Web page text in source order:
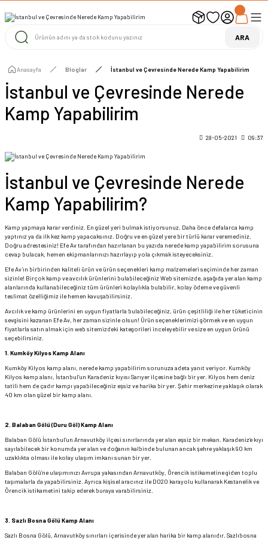
UYARI ! KARGOLAR 13 TEMMUZ 2026 YAPILACAK
1000 TL ve Üzeri Ücretsiz Kargo 1000 TL ve Üzeri Ücretsiz Kargo ARA
Anasayfa Bloglar İstanbul ve Çevresinde Nerede Kamp Yapabilirim
İstanbul ve Çevresinde Nerede
Kamp Yapabilirim
28-05-2021 09:37
İstanbul ve Çevresinde Nerede
Kamp Yapabilirim?
Kamp yapmaya karar verdiniz. En güzel yeri bulmak istiyorsunuz. Daha önce defalarca kamp
yaptınız ya da ilk kez kamp yapacaksınız. Doğru ve en güzel yere bir türlü karar veremediniz.
Doğru adrestesiniz! Efe Av tarafından hazırlanan bu yazıda nerede kamp yapabilirim sorusuna
cevap bulacak, hemen ekipmanlarınızı hazırlayıp yola çıkmak isteyeceksiniz.
Efe Av’ın birbirinden kaliteli ürün ve ürün seçenekleri kamp malzemeleri seçiminde her zaman
sizinle! Birçok kamp ve avcılık ürünlerini bulabileceğiniz Web sitemizde, aşağıda yer alan kamp
alanlarında kullanabileceğiniz tüm ürünleri kolaylıkla bulabilir, kolay ödeme ve güvenli
teslimat özelliğimiz ile hemen kavuşabilirsiniz.
Avcılık ve kamp ürünlerini en uygun fiyatlarla bulabileceğiniz, ürün çeşitliliği ile her tüketicinin
sevgisini kazanan Efe Av, her zaman sizinle olsun! Ürün seçeneklerimizi görmek ve en uygun
fiyatlarla satın almak için web sitemizdeki kategorileri inceleyebilir ve size en uygun ürünü
seçebilirsiniz.
1. Kumköy Kilyos Kamp Alanı
Kumköy Kilyos kamp alanı, nerede kamp yapabilirim sorunuza adeta yanıt veriyor. Kumköy
Kilyos kamp alanı, İstanbul’un Karadeniz kıyısı Sarıyer ilçesine bağlı bir yer. Kilyos hem deniz
tatili hem de çadır kampı yapabileceğiniz eşsiz ve harika bir yer. Şehir merkezine yaklaşık olarak
40 km olan güzel bir kamp alanı.
2. Balaban Gölü (Duru Göl) Kamp Alanı
Balaban Gölü İstanbul’un Arnavutköy ilçesi sınırlarında yer alan eşsiz bir mekan. Karadeniz’e kıyı
sayılabilecek bir konumda yer alan ve doğanın kalbinde bulunan ancak şehre yaklaşık 90 km
uzaklıkta olması ile kolay ulaşım imkanı sunan bir yer.
Balaban Gölü’ne ulaşımınızı Avrupa yakasından Arnavutköy, Örencik istikametine giden toplu
taşımalarla da yapabilirsiniz. Ayrıca kişisel aracınız ile D020 karayolu kullanarak Kestanelik ve
Örencik istikametini takip ederek buraya varabilirsiniz.
3. Sazlı Bosna Gölü Kamp Alanı
Sazlı Bosna Gölü, Arnavutköy sınırları içerisinde yer alan harika bir kamp alanıdır. Sazlıbosna